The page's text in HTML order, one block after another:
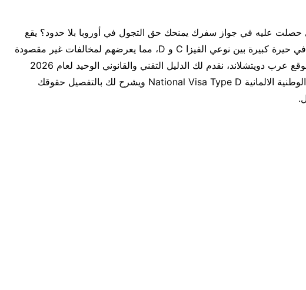
حصلت عليه في جواز سفرك يمنحك حق التجول في أوروبا بلا حدود؟ يقع
الكثير من القادمين الجدد في حيرة كبيرة بين نوعي الفيزا C و D، مما يعرضهم لمخالفات غير مقصودة
قد تصل إلى الحظر. في موقع عرب دويتشلاند، نقدم لك الدليل التقني والقانوني الوحيد لعام 2026
الذي يفك شفرة التأشيرة الوطنية الالمانية National Visa Type D ويشرح لك بالتفصيل حقوقك